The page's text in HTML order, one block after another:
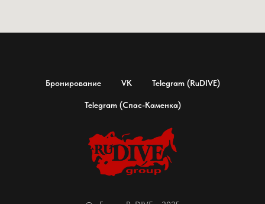
Бронирование VK Telegram (RuDIVE)
Telegram (Спас-Каменка)